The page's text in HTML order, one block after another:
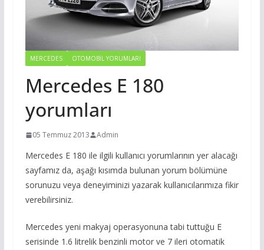
MERCEDES OTOMOBIL YORUMLARI
Mercedes E 180
yorumları
05 Temmuz 2013 Admin
Mercedes E 180 ile ilgili kullanıcı yorumlarının yer alacağı
sayfamız da, aşağı kısımda bulunan yorum bölümüne
sorunuzu veya deneyiminizi yazarak kullanıcılarımıza fikir
verebilirsiniz.
Mercedes yeni makyaj operasyonuna tabi tuttuğu E
serisinde 1.6 litrelik benzinli motor ve 7 ileri otomatik